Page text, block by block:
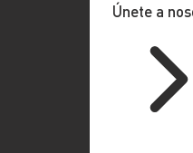
Únete a